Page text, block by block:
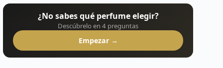
¿No sabes qué perfume elegir?
Descúbrelo en 4 preguntas
Empezar →